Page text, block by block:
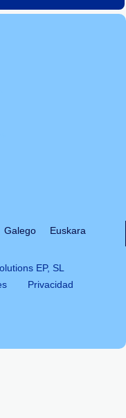
Galego Euskara
EP, SL
Privacidad